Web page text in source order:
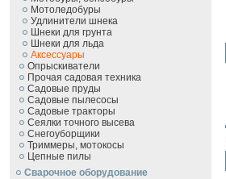
Мотоледобуры
Удлинители шнека
Шнеки для грунта
Шнеки для льда
Аксессуары
Опрыскиватели
Прочая садовая техника
Садовые пруды
Садовые пылесосы
Садовые тракторы
Сеялки точного высева
Снегоуборщики
Триммеры, мотокосы
Цепные пилы
Сварочное оборудование